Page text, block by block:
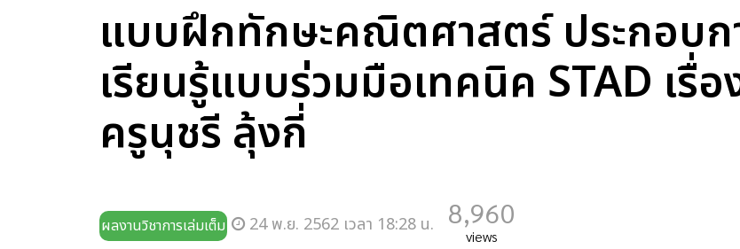
แบบฝึกทักษะคณิตศาสตร์ ประกอบก
เรียนรู้แบบร่วมมือเทคนิค STAD เรื่
ครูนุชรี ลุ้งกี่
ผลงานวิชาการเล่มเต็ม 24 พ.ย. 2562 เวลา 18:28 น. 8,960
views